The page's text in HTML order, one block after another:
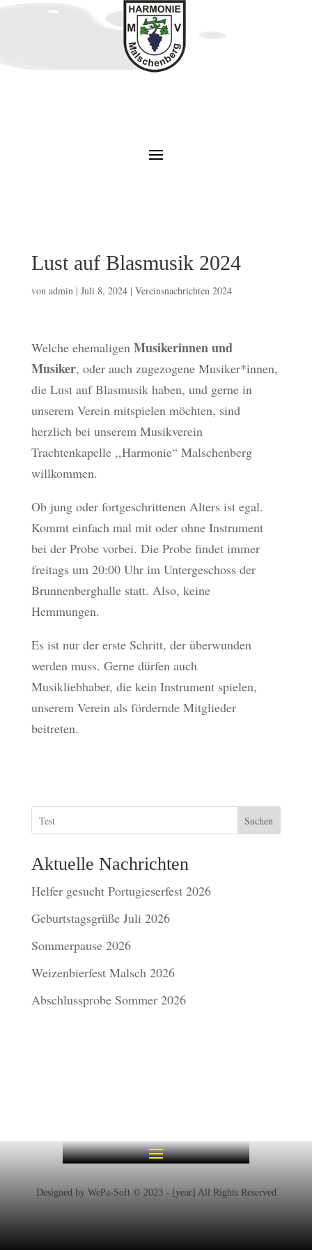
Lust auf Blasmusik 2024
von admin| Juli 8, 2024| Vereinsnachrichten 2024
Welche ehemaligenMusikerinnen und
Musiker, oder auch zugezogene Musiker*innen,
die Lust auf Blasmusik haben, und gerne in
unserem Verein mitspielen möchten, sind
herzlich bei unserem Musikverein
Trachtenkapelle ,,Harmonie“ Malschenberg
willkommen.
Ob jung oder fortgeschrittenen Alters ist egal.
Kommt einfach mal mit oder ohne Instrument
bei der Probe vorbei. Die Probe findet immer
freitags um 20:00 Uhr im Untergeschoss der
Brunnenberghalle statt. Also, keine
Hemmungen.
Es ist nur der erste Schritt, der überwunden
werden muss. Gerne dürfen auch
Musikliebhaber, die kein Instrument spielen,
unserem Verein als fördernde Mitglieder
beitreten.
Suchen
Aktuelle Nachrichten
Helfer gesucht Portugieserfest 2026
Geburtstagsgrüße Juli 2026
Sommerpause 2026
Weizenbierfest Malsch 2026
Abschlussprobe Sommer 2026
Designed by WePa-Soft © 2023 - [year] All Rights Reserved